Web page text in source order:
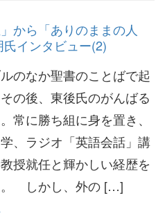
から「ありのままの人
インタビュー(2)
のなか聖書のことばで起
の後、東後氏のがんばる
常に勝ち組に身を置き、
、ラジオ「英語会話」講
授就任と輝かしい経歴を
。 しかし、外の […]